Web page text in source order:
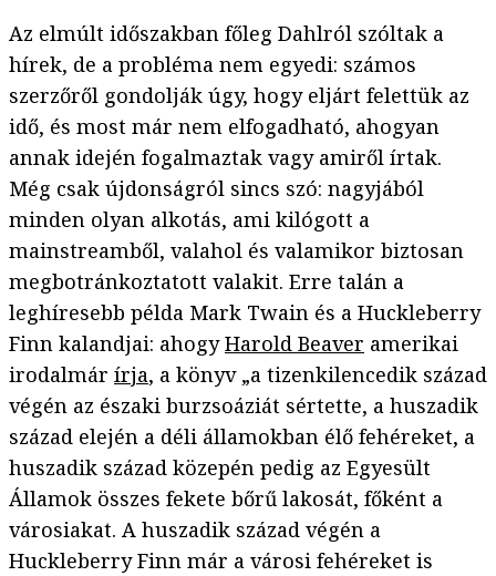
Az elmúlt időszakban főleg Dahlról szóltak a
hírek, de a probléma nem egyedi: számos
szerzőről gondolják úgy, hogy eljárt felettük az
idő, és most már nem elfogadható, ahogyan
annak idején fogalmaztak vagy amiről írtak.
Még csak újdonságról sincs szó: nagyjából
minden olyan alkotás, ami kilógott a
mainstreamből, valahol és valamikor biztosan
megbotránkoztatott valakit. Erre talán a
leghíresebb példa Mark Twain és a Huckleberry
Finn kalandjai: ahogyHarold Beaver amerikai
irodalmár írja, a könyv „a tizenkilencedik század
végén az északi burzsoáziát sértette, a huszadik
század elején a déli államokban élő fehéreket, a
huszadik század közepén pedig az Egyesült
Államok összes fekete bőrű lakosát, főként a
városiakat. A huszadik század végén a
Huckleberry Finn már a városi fehéreket is